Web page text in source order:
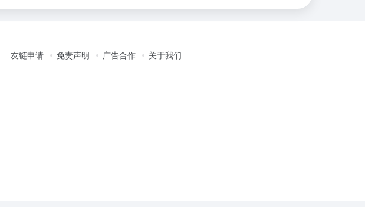
友链申请 免责声明 广告合作 关于我们